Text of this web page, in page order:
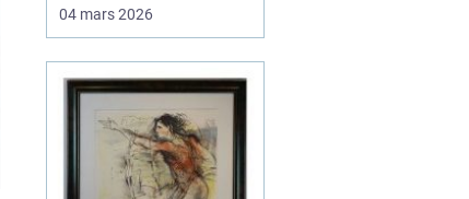
kunstneriske portretter
og reklamebilder til
landbruksfoto og
dokumentasjon av
forskning. Når bedrifter,
04 mars 2026